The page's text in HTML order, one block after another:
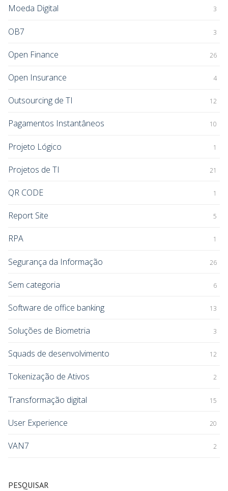
Moeda Digital 3
OB7 3
Open Finance 26
Open Insurance 4
Outsourcing de TI 12
Pagamentos Instantâneos 10
Projeto Lógico 1
Projetos de TI 21
QR CODE 1
Report Site 5
RPA 1
Segurança da Informação 26
Sem categoria 6
Software de office banking 13
Soluções de Biometria 3
Squads de desenvolvimento 12
Tokenização de Ativos 2
Transformação digital 15
User Experience 20
VAN7 2
PESQUISAR